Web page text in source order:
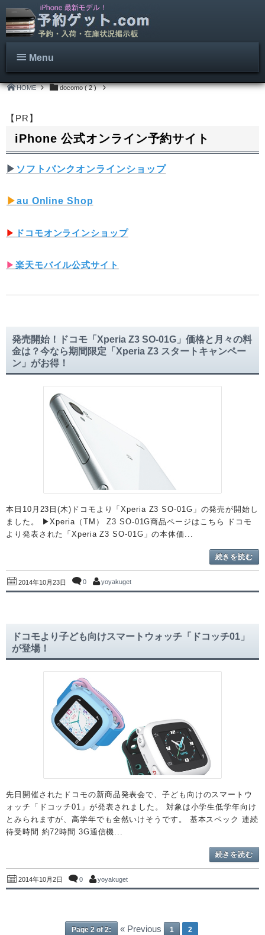
Menu
HOME docomo ( 2 )
【PR】
iPhone 公式オンライン予約サイト
▶︎ ソフトバンクオンラインショップ
▶︎au Online Shop
▶︎ ドコモオンラインショップ
▶︎ 楽天モバイル公式サイト
発売開始！ドコモ「Xperia Z3 SO-01G」価格と月々の料
金は？今なら期間限定「Xperia Z3 スタートキャンペー
ン」がお得！
本日10月23日(木)ドコモより「Xperia Z3 SO-01G」の発売が開始し
ました。 ▶︎Xperia（TM） Z3 SO-01G商品ページはこちら ドコモ
より発表された「Xperia Z3 SO-01G」の本体価...
続きを読む
2014年10月23日 0 yoyakuget
ドコモより子ども向けスマートウォッチ「ドコッチ01」
が登場！
先日開催されたドコモの新商品発表会で、子ども向けのスマートウ
ォッチ「ドコッチ01」が発表されました。 対象は小学生低学年向け
とみられますが、高学年でも全然いけそうです。 基本スペック 連続
待受時間 約72時間 3G通信機...
続きを読む
2014年10月2日 0 yoyakuget
Page 2 of 2: « Previous 1 2